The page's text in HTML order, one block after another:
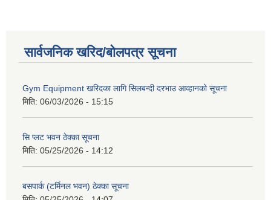
सार्वजनिक खरिद/बोलपत्र सूचना
Gym Equipment खरिदका लागि सिलबन्दी दरभाउ आव्हानको सूचना
मिति: 06/03/2026 - 15:15
सि प्लट भवन ठेक्का सूचना
मिति: 05/25/2026 - 14:12
बसपार्क (टर्मिनल भवन) ठेक्का सूचना